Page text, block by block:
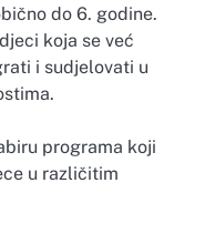
do 6. godine.
koja se već
i sudjelovati u
programa koji
u različitim